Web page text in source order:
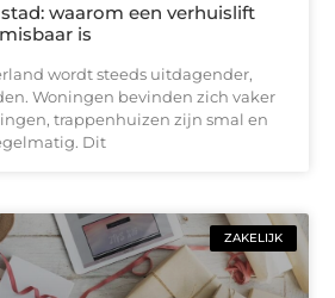
waarom een verhuislift
is
wordt steeds uitdagender,
Woningen bevinden zich vaker
trappenhuizen zijn smal en
Dit
ZAKELIJK